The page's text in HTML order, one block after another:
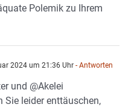
Polemik zu Ihrem
2024 um 21:36 Uhr - Antworten
und @Akelei
Sie leider enttäuschen,